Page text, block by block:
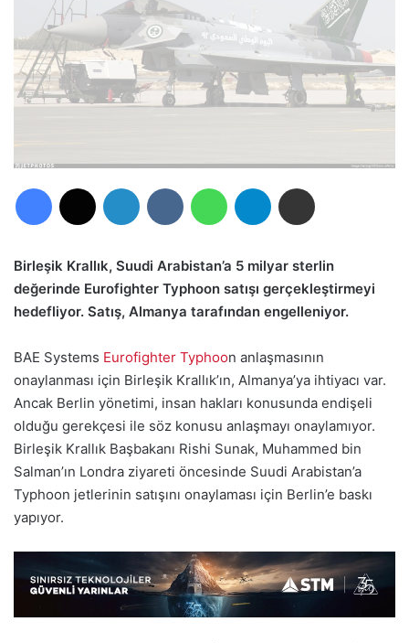
Birleşik Krallık, Suudi Arabistan’a 5 milyar sterlin
değerinde Eurofighter Typhoon satışı gerçekleştirmeyi
hedefliyor. Satış, Almanya tarafından engelleniyor.
BAE Systems Eurofighter Typhoon anlaşmasının
onaylanması için Birleşik Krallık’ın, Almanya’ya ihtiyacı var.
Ancak Berlin yönetimi, insan hakları konusunda endişeli
olduğu gerekçesi ile söz konusu anlaşmayı onaylamıyor.
Birleşik Krallık Başbakanı Rishi Sunak, Muhammed bin
Salman’ın Londra ziyareti öncesinde Suudi Arabistan’a
Typhoon jetlerinin satışını onaylaması için Berlin’e baskı
yapıyor.